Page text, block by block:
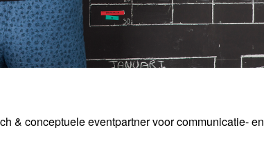
& conceptuele eventpartner voor communicatie- en